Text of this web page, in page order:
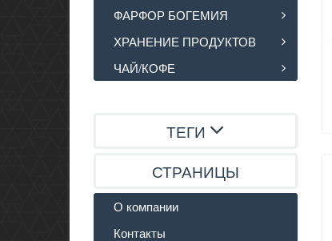
ФАРФОР БОГЕМИЯ
ХРАНЕНИЕ ПРОДУКТОВ
ЧАЙ/КОФЕ
ТЕГИ
СТРАНИЦЫ
О компании
Контакты